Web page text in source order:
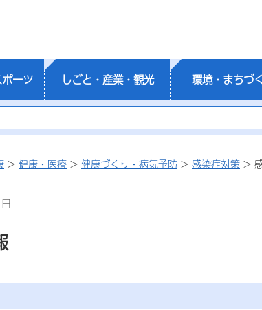
ーツ しごと・産業・観光 環境・まちづ
> 健康・医療 > 健康づくり・病気予防 > 感染症対策 >